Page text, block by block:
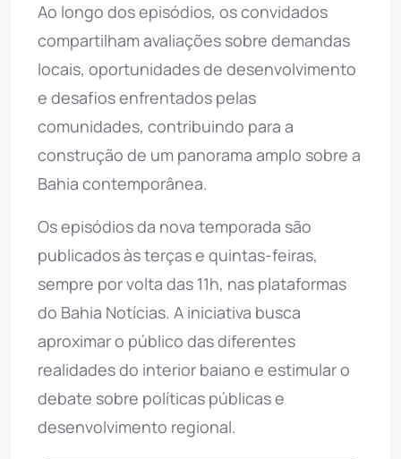
Ao longo dos episódios, os convidados
compartilham avaliações sobre demandas
locais, oportunidades de desenvolvimento
e desafios enfrentados pelas
comunidades, contribuindo para a
construção de um panorama amplo sobre a
Bahia contemporânea.
Os episódios da nova temporada são
publicados às terças e quintas-feiras,
sempre por volta das 11h, nas plataformas
do Bahia Notícias. A iniciativa busca
aproximar o público das diferentes
realidades do interior baiano e estimular o
debate sobre políticas públicas e
desenvolvimento regional.